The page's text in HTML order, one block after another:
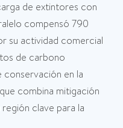
de extintores con
compensó 790
su actividad comercial
de carbono
en la
combina mitigación
clave para la